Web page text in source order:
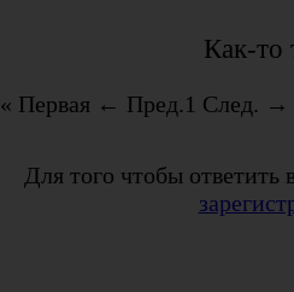
Как-то
« Первая ← Пред.1 След. →
Для того чтобы